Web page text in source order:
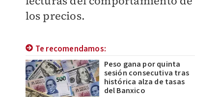
los precios.
Te recomendamos:
Peso gana por quinta
sesión consecutiva tras
histórica alza de tasas
del Banxico